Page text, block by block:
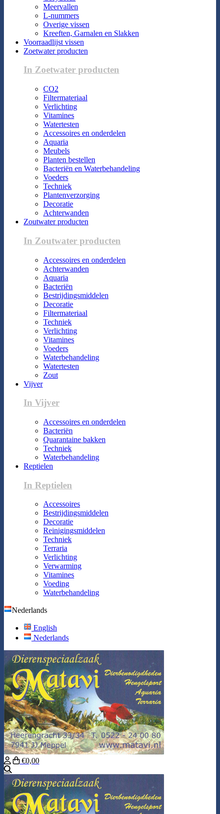
Meervallen
L-nummers
Overige vissen
Kreeften, Garnalen en Slakken
Voorraadlijst vissen
Zoetwater producten
In Zoetwater producten
CO2
Filtermateriaal
Verlichting
Vitamines
Watertesten
Accessoires en onderdelen
Aquaria
Meubels
Planten bestellen
Bacteriën en Waterbehandeling
Voeders
Techniek
Plantenverzorging
Decoratie
Achterwanden
Zoutwater producten
In Zoutwater producten
Accessoires en onderdelen
Achterwanden
Aquaria
Bacteriën
Bestrijdingsmiddelen
Decoratie
Filtermateriaal
Techniek
Verlichting
Vitamines
Voeders
Waterbehandeling
Watertesten
Zout
Vijver
In Vijver
Accessoires en onderdelen
Bacteriën
Quarantaine bakken
Techniek
Waterbehandeling
Reptielen
In Reptielen
Accessoires
Bestrijdingsmiddelen
Decoratie
Reinigingsmiddelen
Techniek
Terraria
Verlichting
Verwarming
Vitamines
Voeding
Waterbehandeling
Nederlands
English
Nederlands
€0,00